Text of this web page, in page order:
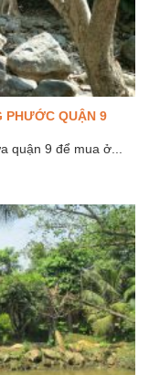
PHƯỚC QUẬN 9
quận 9 để mua ở...